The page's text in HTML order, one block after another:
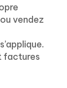
vendez
factures